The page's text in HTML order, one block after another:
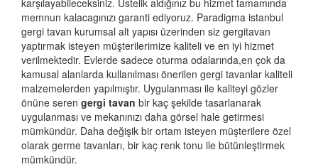
karşılayabileceksiniz. Üstelik aldığınız bu hizmet tamamında
memnun kalacagınızı garanti ediyoruz. Paradigma istanbul
gergi tavan kurumsal alt yapısı üzerinden siz gergitavan
yaptırmak isteyen müşterilerimize kaliteli ve en iyi hizmet
verilmektedir. Evlerde sadece oturma odalarında,en çok da
kamusal alanlarda kullanılması önerilen gergi tavanlar kaliteli
malzemelerden yapılmıştır. Uygulanması ile kaliteyi gözler
önüne seren gergi tavan bir kaç şekilde tasarlanarak
uygulanması ve mekanınızı daha görsel hale getirmesi
mümkündür. Daha değişik bir ortam isteyen müşterilere özel
olarak germe tavanları, bir kaç renk tonu ile bütünleştirmek
mümkündür.